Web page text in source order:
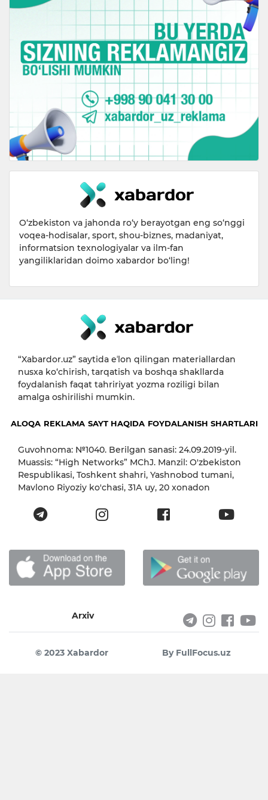
O‘zbekiston va jahonda ro‘y berayotgan eng so‘nggi
voqea-hodisalar, sport, shou-biznes, madaniyat,
informatsion texnologiyalar va ilm-fan
yangiliklaridan doimo xabardor bo‘ling!
“Xabardor.uz” saytida eʼlon qilingan materiallardan
nusxa ko‘chirish, tarqatish va boshqa shakllarda
foydalanish faqat tahririyat yozma roziligi bilan
amalga oshirilishi mumkin.
ALOQA REKLAMA SAYT HAQIDA FOYDALANISH SHARTLARI
Guvohnoma: №1040. Berilgan sanasi: 24.09.2019-yil.
Muassis: “High Networks” MChJ. Manzil: O'zbekiston
Respublikasi, Toshkent shahri, Yashnobod tumani,
Mavlono Riyoziy ko'chasi, 31А uy, 20 xonadon
Arxiv
© 2023 Xabardor By FullFocus.uz